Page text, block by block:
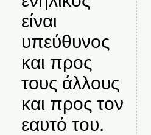
είναι
υπεύθυνος
και προς
τους άλλους
και προς τον
εαυτό του.